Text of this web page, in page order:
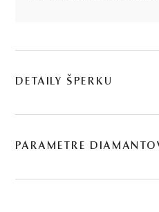
DETAILY ŠPERKU
použili prírodné materiály:
PARAMETRE